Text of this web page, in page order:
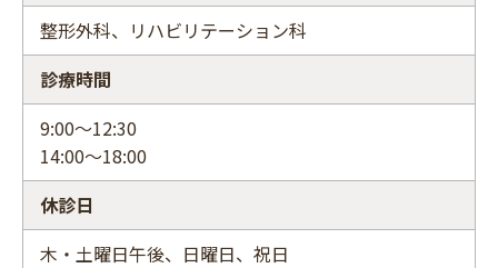
整形外科、リハビリテーション科
診療時間
9:00～12:30
14:00～18:00
休診日
木・土曜日午後、日曜日、祝日